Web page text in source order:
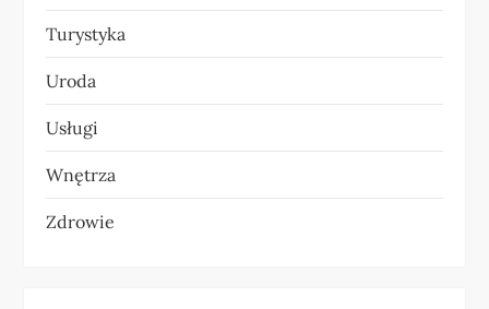
Turystyka
Uroda
Usługi
Wnętrza
Zdrowie